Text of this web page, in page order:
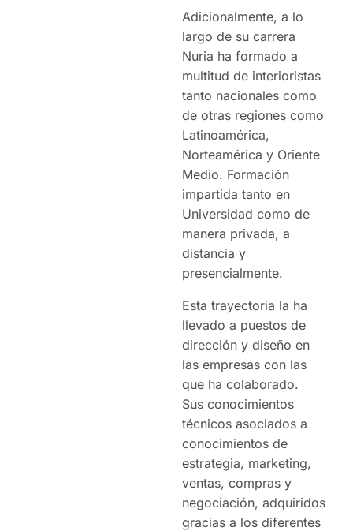
Adicionalmente, a lo
largo de su carrera
Nuria ha formado a
multitud de interioristas
tanto nacionales como
de otras regiones como
Latinoamérica,
Norteamérica y Oriente
Medio. Formación
impartida tanto en
Universidad como de
manera privada, a
distancia y
presencialmente.
Esta trayectoria la ha
llevado a puestos de
dirección y diseño en
las empresas con las
que ha colaborado.
Sus conocimientos
técnicos asociados a
conocimientos de
estrategia, marketing,
ventas, compras y
negociación, adquiridos
gracias a los diferentes